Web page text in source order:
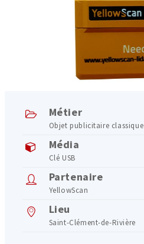
Métier
Objet publicitaire classique
Média
Clé USB
Partenaire
YellowScan
Lieu
Saint-Clément-de-Rivière